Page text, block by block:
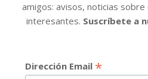
amigos: avisos, noticias
interesantes. Suscríbete a
Dirección Email *